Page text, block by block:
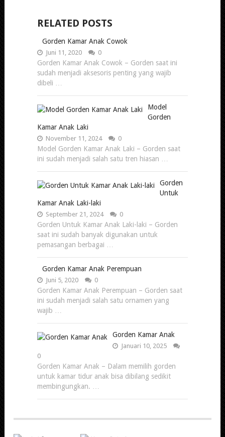
RELATED POSTS
Gorden Kamar Anak Cowok
Juni 11, 2020 0
Gorden Kamar Anak Cowok – Gorden saat ini
sudah menjadi aksesoris penting yang wajib
dibeli …
Model
Gorden
Kamar Anak Laki
November 11, 2024 0
Model Gorden Kamar Anak Laki – Gorden saat
ini sudah menjadi salah satu tren hiasan …
Gorden
Untuk
Kamar Anak Laki-laki
September 21, 2024 0
Gorden Untuk Kamar Anak Laki-laki – Gorden
saat ini sudah banyak digunakan untuk
pemasangan berbagai …
Gorden Kamar Anak Perempuan
Juni 5, 2020 0
Gorden Kamar Anak Perempuan – Gorden saat
ini sudah menjadi salah satu ornamen yang
wajib …
Gorden Kamar Anak
Januari 10, 2025
0
Gorden Kamar Anak – Dalam memilih gorden
untuk kamar tidur anak bisa dibilang sedikit
membingungkan. …